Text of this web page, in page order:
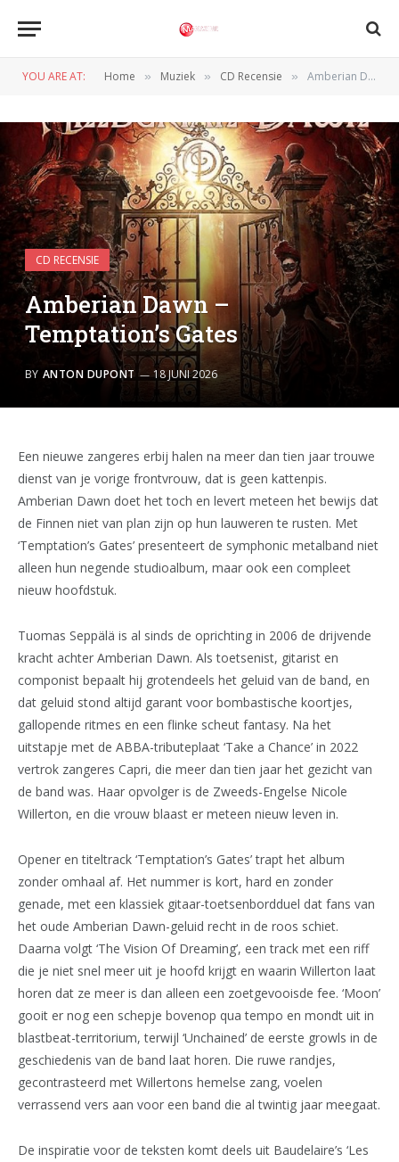
YOU ARE AT: Home » Muziek » CD Recensie » Amberian Dawn – Temptation’s Gates
CD RECENSIE
Amberian Dawn –
Temptation’s Gates
BY ANTON DUPONT 18 JUNI 2026
Een nieuwe zangeres erbij halen na meer dan tien jaar trouwe
dienst van je vorige frontvrouw, dat is geen kattenpis.
Amberian Dawn doet het toch en levert meteen het bewijs dat
de Finnen niet van plan zijn op hun lauweren te rusten. Met
‘Temptation’s Gates’ presenteert de symphonic metalband niet
alleen hun negende studioalbum, maar ook een compleet
nieuw hoofdstuk.
Tuomas Seppälä is al sinds de oprichting in 2006 de drijvende
kracht achter Amberian Dawn. Als toetsenist, gitarist en
componist bepaalt hij grotendeels het geluid van de band, en
dat geluid stond altijd garant voor bombastische koortjes,
gallopende ritmes en een flinke scheut fantasy. Na het
uitstapje met de ABBA-tributeplaat ‘Take a Chance’ in 2022
vertrok zangeres Capri, die meer dan tien jaar het gezicht van
de band was. Haar opvolger is de Zweeds-Engelse Nicole
Willerton, en die vrouw blaast er meteen nieuw leven in.
Opener en titeltrack ‘Temptation’s Gates’ trapt het album
zonder omhaal af. Het nummer is kort, hard en zonder
genade, met een klassiek gitaar-toetsenbordduel dat fans van
het oude Amberian Dawn-geluid recht in de roos schiet.
Daarna volgt ‘The Vision Of Dreaming’, een track met een riff
die je niet snel meer uit je hoofd krijgt en waarin Willerton laat
horen dat ze meer is dan alleen een zoetgevooisde fee. ‘Moon’
gooit er nog een schepje bovenop qua tempo en mondt uit in
blastbeat-territorium, terwijl ‘Unchained’ de eerste growls in de
geschiedenis van de band laat horen. Die ruwe randjes,
gecontrasteerd met Willertons hemelse zang, voelen
verrassend vers aan voor een band die al twintig jaar meegaat.
De inspiratie voor de teksten komt deels uit Baudelaire’s ‘Les